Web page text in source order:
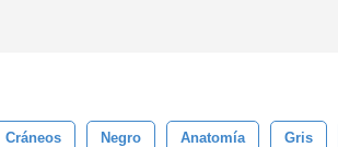
Cráneos Negro Anatomía Gris